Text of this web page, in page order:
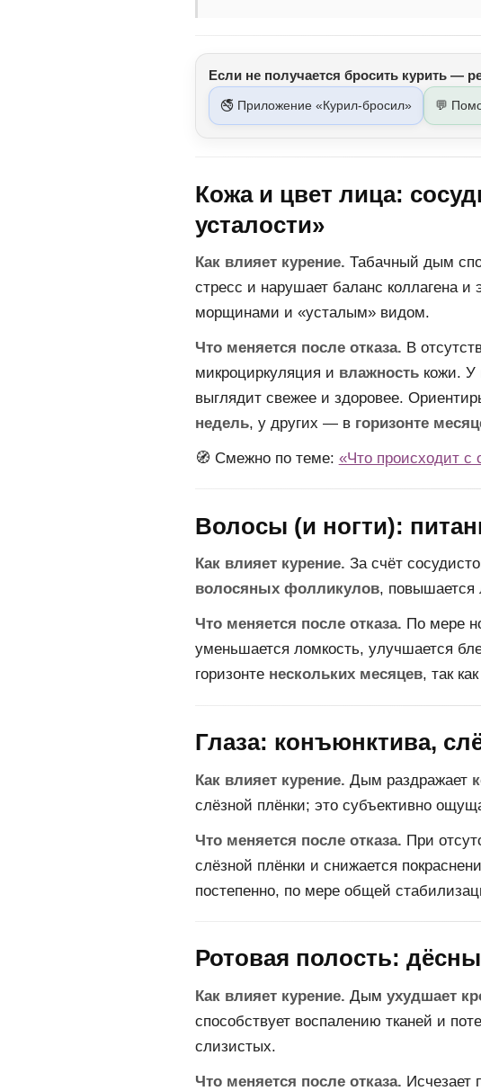
Если не получается бросить курить —
🚭 Приложение «Курил-бросил» 💬
Кожа и цвет лица:
усталости»
Как влияет курение. Табачный дым
стресс и нарушает баланс коллагена и
морщинами и «усталым» видом.
Что меняется после отказа. В
микроциркуляция и влажностькожи. У
выглядит свежее и здоровее.
недель, у других — в горизонте
🧭 Смежно по теме: «Что происходит с
Волосы (и ногти):
Как влияет курение. За счёт
волосяных фолликулов, повышается
Что меняется после отказа. По мере
уменьшается ломкость, улучшается
горизонте нескольких месяцев, так
Глаза: конъюнктива,
Как влияет курение. Дым раздражает
слёзной плёнки; это субъективно
Что меняется после отказа. При
слёзной плёнки и снижается
постепенно, по мере общей
Ротовая полость:
Как влияет курение. Дым ухудшает
способствует воспалению тканей и
слизистых.
Что меняется после отказа. Исчезает